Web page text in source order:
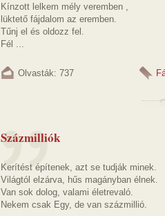
Kínzott lelkem mély veremben ,
lüktető fájdalom az eremben.
Tűnj el és oldozz fel.
Fél ...
Olvasták: 737
Százmilliók
Kerítést építenek, azt se tudják minek.
Világtól elzárva, hűs magányban élnek.
Van sok dolog, valami életrevaló.
Nekem csak Egy, de van százmillió.